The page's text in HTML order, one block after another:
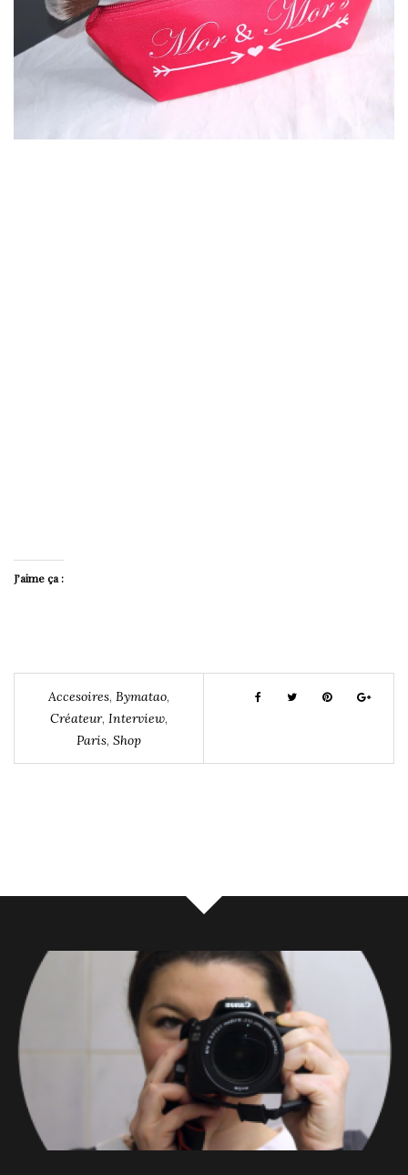
J’aime ça :
Accesoires, Bymatao,
Créateur, Interview,
Paris, Shop